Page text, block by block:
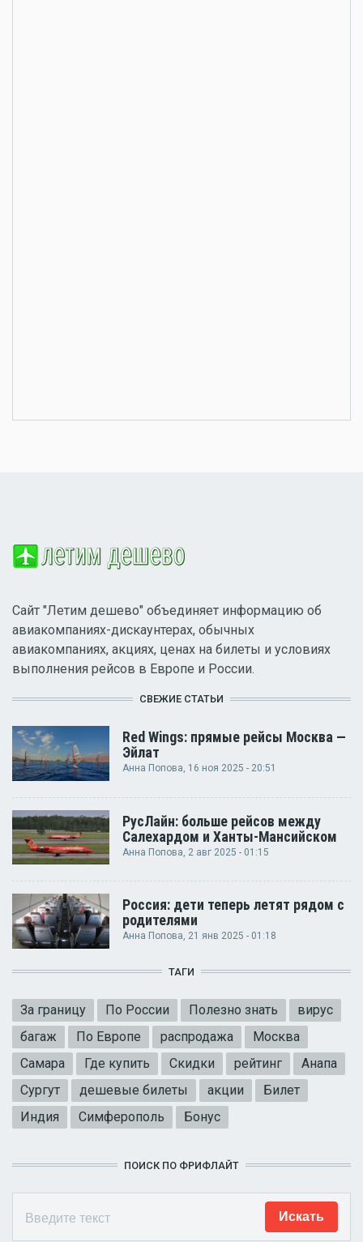
Сайт "Летим дешево" объединяет информацию об
авиакомпаниях-дискаунтерах, обычных
авиакомпаниях, акциях, ценах на билеты и условиях
выполнения рейсов в Европе и России.
СВЕЖИЕ СТАТЬИ
Red Wings: прямые рейсы Москва —
Эйлат
Анна Попова, 16 ноя 2025 - 20:51
РусЛайн: больше рейсов между
Салехардом и Ханты-Мансийском
Анна Попова , 2 авг 2025 - 01:15
Россия: дети теперь летят рядом с
родителями
Анна Попова, 21 янв 2025 - 01:18
ТАГИ
За границу По России Полезно знать
вирус
багаж
По Европе распродажа
Москва
Самара
Где купить Скидки рейтинг
Анапа
Сургут
дешевые билеты акции
Билет
Индия
Симферополь Бонус
ПОИСК ПО ФРИФЛАЙТ